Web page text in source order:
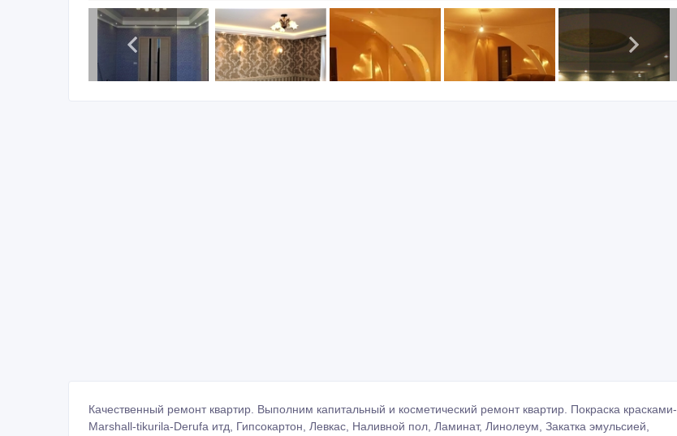
Качественный ремонт квартир. Выполним капитальный и косметический ремонт квартир. Покраска красками-
Marshall-tikurila-Derufa итд, Гипсокартон, Левкас, Наливной пол, Ламинат, Линолеум, Закатка эмульсией,